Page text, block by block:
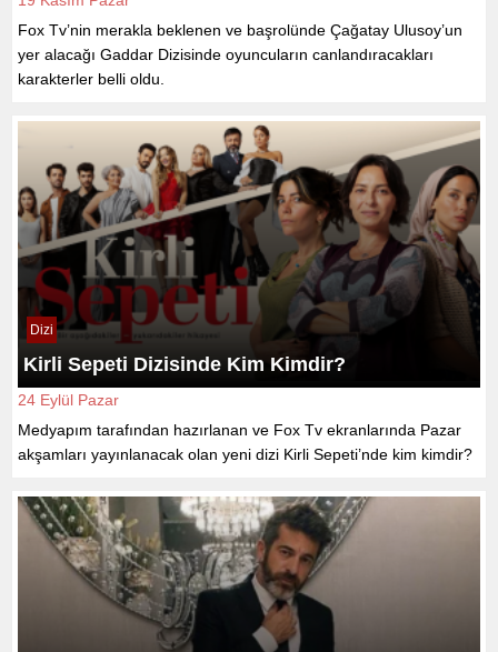
Fox Tv’nin merakla beklenen ve başrolünde Çağatay Ulusoy’un
yer alacağı Gaddar Dizisinde oyuncuların canlandıracakları
karakterler belli oldu.
Dizi
Kirli Sepeti Dizisinde Kim Kimdir?
24 Eylül Pazar
Medyapım tarafından hazırlanan ve Fox Tv ekranlarında Pazar
akşamları yayınlanacak olan yeni dizi Kirli Sepeti’nde kim kimdir?